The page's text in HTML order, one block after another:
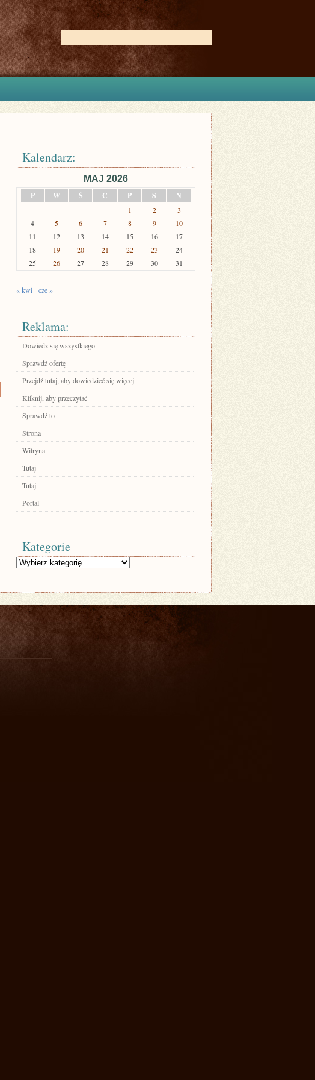
Kalendarz:
MAJ 2026
P
W Ś C P S N
1 2
3
4
5 6 7 8 9
10
11
12 13 14 15 16
17
18
19 20 21 22 23
24
25
26 27 28 29 30 31
« kwi cze »
Reklama:
Dowiedz się wszystkiego
Sprawdź ofertę
Przejdź tutaj, aby dowiedzieć się więcej
Kliknij, aby przeczytać
Sprawdź to
Strona
Witryna
Tutaj
Tutaj
Portal
Kategorie
Kategorie